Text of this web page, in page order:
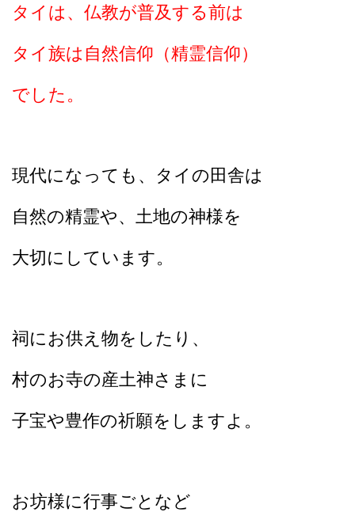
タイは、仏教が普及する前は
タイ族は自然信仰（精霊信仰）
でした。
現代になっても、タイの田舎は
自然の精霊や、土地の神様を
大切にしています。
祠にお供え物をしたり、
村のお寺の産土神さまに
子宝や豊作の祈願をしますよ。
お坊様に行事ごとなど